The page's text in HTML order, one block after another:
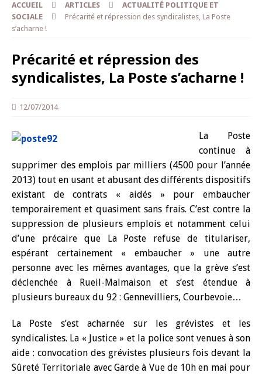
ACCUEIL ARTICLES
ACTUALITÉ POLITIQUE ET
SOCIALE
Précarité et répression des syndicalistes, La Poste
s’acharne !
Précarité et répression des
syndicalistes, La Poste s’acharne !
12/07/2014
La Poste
continue à
supprimer des emplois par milliers (4500 pour l’année
2013) tout en usant et abusant des différents dispositifs
existant de contrats « aidés » pour embaucher
temporairement et quasiment sans frais. C’est contre la
suppression de plusieurs emplois et notamment celui
d’une précaire que La Poste refuse de titulariser,
espérant certainement « embaucher » une autre
personne avec les mêmes avantages, que la grève s’est
déclenchée à Rueil-Malmaison et s’est étendue à
plusieurs bureaux du 92 : Gennevilliers, Courbevoie…
La Poste s’est acharnée sur les grévistes et les
syndicalistes. La « Justice » et la police sont venues à son
aide : convocation des grévistes plusieurs fois devant la
Sûreté Territoriale avec Garde à Vue de 10h en mai pour